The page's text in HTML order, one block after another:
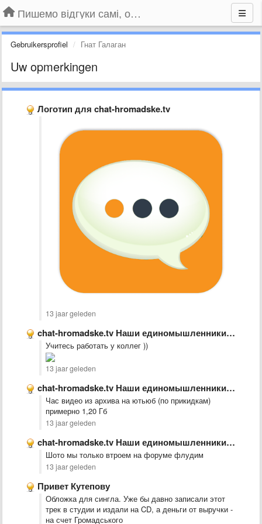
Пишемо відгуки самі, обговорюємо інші ідеї та пропозиції до Громадського Телебачення
Gebruikersprofiel Гнат Галаган
Uw opmerkingen
Логотип для chat-hromadske.tv
13 jaar geleden
chat-hromadske.tv Наши единомышленники. Рекомендую!
Учитесь работать у коллег ))
13 jaar geleden
chat-hromadske.tv Наши единомышленники. Рекомендую!
Час видео из архива на ютьюб (по прикидкам)
примерно 1,20 Гб
13 jaar geleden
chat-hromadske.tv Наши единомышленники. Рекомендую!
Шото мы только втроем на форуме флудим
13 jaar geleden
Привет Кутепову
Обложка для сингла. Уже бы давно записали этот
трек в студии и издали на CD, а деньги от выручки -
на счет Громадського